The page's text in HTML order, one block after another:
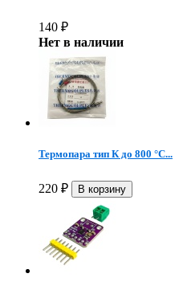
140 ₽
Нет в наличии
Термопара тип К до 800 °C...
220 ₽